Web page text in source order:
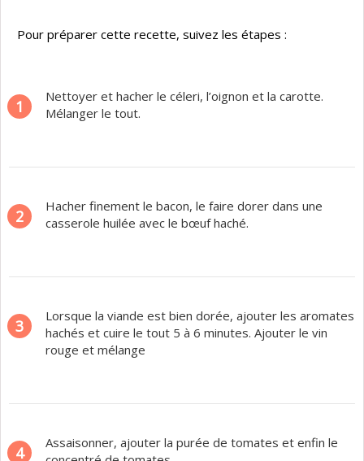
Pour préparer cette recette, suivez les étapes :
1
Nettoyer et hacher le céleri, l’oignon et la carotte.
Mélanger le tout.
2
Hacher finement le bacon, le faire dorer dans une
casserole huilée avec le bœuf haché.
3
Lorsque la viande est bien dorée, ajouter les aromates
hachés et cuire le tout 5 à 6 minutes. Ajouter le vin
rouge et mélange
4
Assaisonner, ajouter la purée de tomates et enfin le